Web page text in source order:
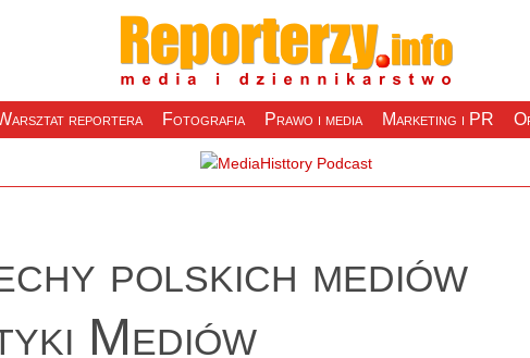
reportera Fotografia Prawo i media Marketing i PR
polskich mediów
Mediów